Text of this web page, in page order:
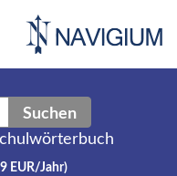
Suchen
EUR/Jahr)